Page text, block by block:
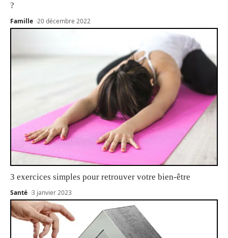
?
Famille 20 décembre 2022
3 exercices simples pour retrouver votre bien-être
Santé 3 janvier 2023